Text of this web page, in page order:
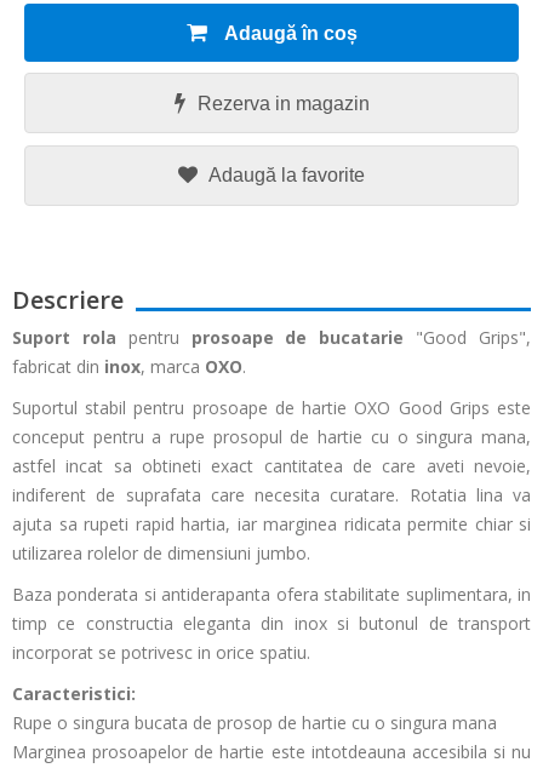
Adaugă în coș
Rezerva in magazin
Adaugă la favorite
Descriere
Suport rola pentru prosoape de bucatarie "Good Grips",
fabricat din inox, marca OXO.
Suportul stabil pentru prosoape de hartie OXO Good Grips este
conceput pentru a rupe prosopul de hartie cu o singura mana,
astfel incat sa obtineti exact cantitatea de care aveti nevoie,
indiferent de suprafata care necesita curatare. Rotatia lina va
ajuta sa rupeti rapid hartia, iar marginea ridicata permite chiar si
utilizarea rolelor de dimensiuni jumbo.
Baza ponderata si antiderapanta ofera stabilitate suplimentara, in
timp ce constructia eleganta din inox si butonul de transport
incorporat se potrivesc in orice spatiu.
Caracteristici:
Rupe o singura bucata de prosop de hartie cu o singura mana
Marginea prosoapelor de hartie este intotdeauna accesibila si nu